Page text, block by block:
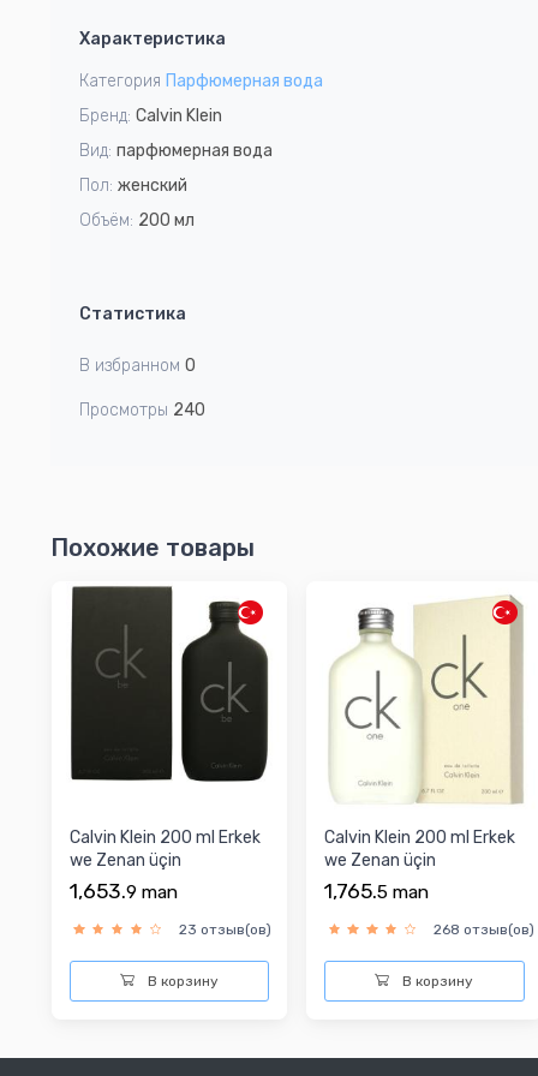
1
Характеристика
Категория Парфюмерная вода
Бренд: Calvin Klein
Вид: парфюмерная вода
Пол: женский
Объём: 200 мл
Статистика
В избранном 0
Просмотры 240
Похожие товары
Calvin Klein 200 ml Erkek
we Zenan üçin
Parfýumeriýa suwy
1,653.9 man
23 отзыв(ов)
В корзину
Calvin Klein 200 ml Erkek
we Zenan üçin
Parfýumeriýa suwy
1,765.5 man
268 отзыв(ов)
В корзину